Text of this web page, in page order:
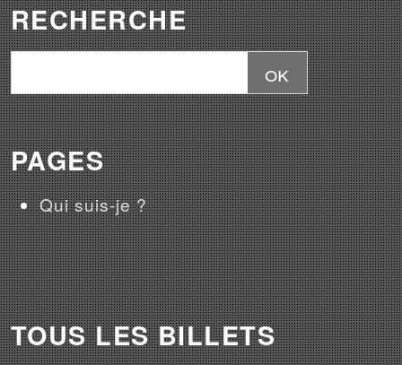
RECHERCHE
PAGES
Qui suis-je ?
TOUS LES BILLETS